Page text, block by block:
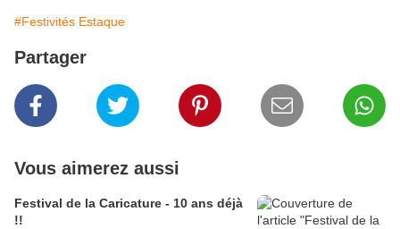
#Festivités Estaque
Partager
Vous aimerez aussi
Festival de la Caricature - 10 ans déjà
!!